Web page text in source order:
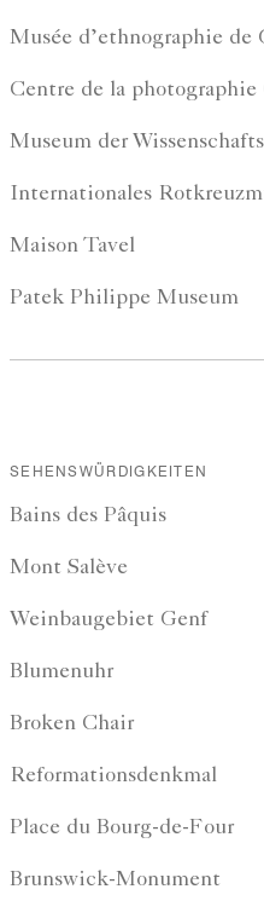
Musée d’ethnographie de
Centre de la photographie
Museum der
Internationales
Maison Tavel
Patek Philippe Museum
SEHENSWÜRDIGKEITEN
Bains des Pâquis
Mont Salève
Weinbaugebiet Genf
Blumenuhr
Broken Chair
Reformationsdenkmal
Place du Bourg-de-Four
Brunswick-Monument